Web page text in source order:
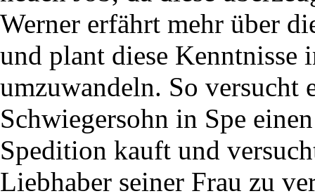
Werner erfährt mehr über
und plant diese Kenntnisse
umzuwandeln. So versucht
Schwiegersohn in Spe
Spedition kauft und
Liebhaber seiner Frau zu